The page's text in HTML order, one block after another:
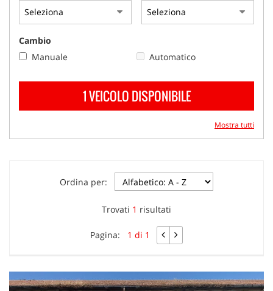
Cambio
Manuale
Automatico
1 VEICOLO DISPONIBILE
Mostra tutti
Ordina per:
Trovati 1 risultati
Pagina: 1 di 1